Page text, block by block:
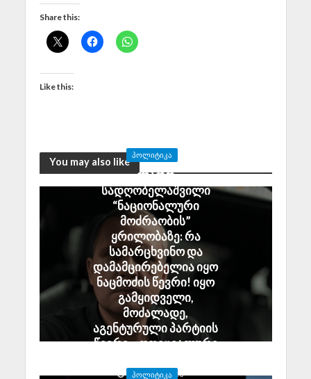
Share this:
Like this:
You may also like
ᲞᲝᲚᲘᲢᲘᲙᲐ
ლადო
სადღობელაშვილი
“ნაციონალური
მოძრაობის”
ყრილობაზე: რა
სამარცხვინო და
დამამცირებელია იყო
ნაცმოძის წევრი! იყო
გამყიდველი,
მოძალადე,
აგენტურული პარტიის
წევრი – ოფიციალური
August 5, 2026
ᲞᲝᲚᲘᲢᲘᲙᲐ